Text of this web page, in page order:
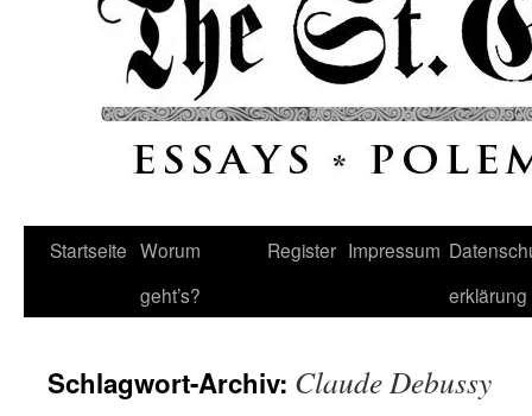
Startseite Worum
geht’s?
Register Impressum
erklärung
Schlagwort-Archiv: Claude Debussy